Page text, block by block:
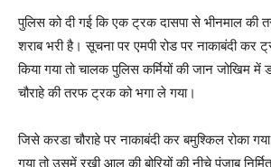
पुलिस को दी गई कि एक ट्रक दासपा से भीनमाल की
शराब भरी है। सूचना पर एमपी रोड पर नाकाबंदी कर
किया गया तो चालक पुलिस कर्मियों की जान जोखिम में
चौराहे की तरफ ट्रक को भगा ले गया।
जिसे करडा चौराहे पर नाकाबंदी कर बमुश्किल रोका
गया तो उसमें रखी आलू की बोरियों की नीचे पंजाब